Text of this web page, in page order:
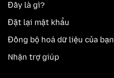
Đây là gì?
Đặt lại mật khẩu
Đồng bộ hoá dữ liệu của bạn
Nhận trợ giúp